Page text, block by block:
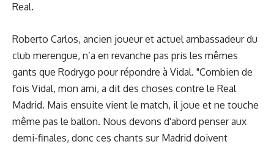
Real.
Roberto Carlos, ancien joueur et actuel ambassadeur du
club merengue, n’a en revanche pas pris les mêmes
gants que Rodrygo pour répondre à Vidal. "Combien de
fois Vidal, mon ami, a dit des choses contre le Real
Madrid. Mais ensuite vient le match, il joue et ne touche
même pas le ballon. Nous devons d'abord penser aux
demi-finales, donc ces chants sur Madrid doivent